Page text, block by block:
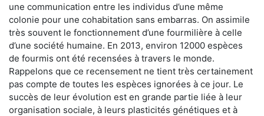
une communication entre les individus d’une même
colonie pour une cohabitation sans embarras. On assimile
très souvent le fonctionnement d’une fourmilière à celle
d’une société humaine. En 2013, environ 12000 espèces
de fourmis ont été recensées à travers le monde.
Rappelons que ce recensement ne tient très certainement
pas compte de toutes les espèces ignorées à ce jour. Le
succès de leur évolution est en grande partie liée à leur
organisation sociale, à leurs plasticités génétiques et à